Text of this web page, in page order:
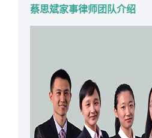
蔡思斌家事律师团队介绍